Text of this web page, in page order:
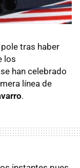
tras haber
los
han celebrado
línea de
.